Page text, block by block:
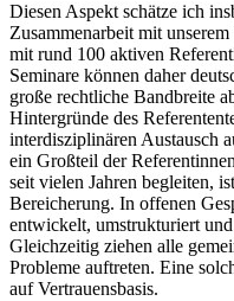
Diesen Aspekt schätze ich
Zusammenarbeit mit
mit rund 100 aktiven
Seminare können daher
große rechtliche Bandbreite
Hintergründe des
interdisziplinären Austausch
ein Großteil der
seit vielen Jahren begleiten,
Bereicherung. In offenen
entwickelt, umstrukturiert
Gleichzeitig ziehen alle
Probleme auftreten. Eine
auf Vertrauensbasis.